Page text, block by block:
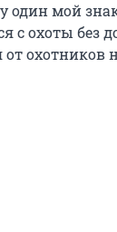
один мой
с охоты без
от охотников